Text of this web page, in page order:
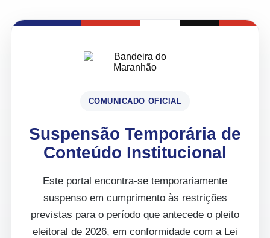
COMUNICADO OFICIAL
Suspensão Temporária de
Conteúdo Institucional
Este portal encontra-se temporariamente
suspenso em cumprimento às restrições
previstas para o período que antecede o pleito
eleitoral de 2026, em conformidade com a Lei